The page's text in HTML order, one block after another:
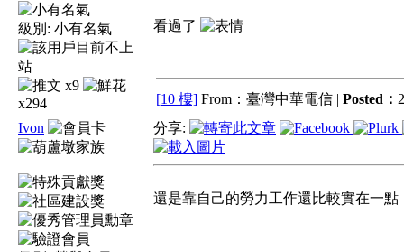
級別: 小有名氣
x9
x294
看過了
[10 樓] From：臺灣中華電信 | Posted：
Ivon
分享:
還是靠自己的勞力工作還比較實在一點